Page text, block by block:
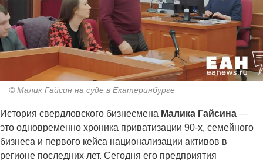
© Малик Гайсин на суде в Екатеринбурге
История свердловского бизнесмена Малика Гайсина —
это одновременно хроника приватизации 90-х, семейного
бизнеса и первого кейса национализации активов в
регионе последних лет. Сегодня его предприятия